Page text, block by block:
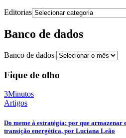
Editorias
Banco de dados
Banco de dados
Fique de olho
3Minutos
Artigos
Do meme à estratégia: por que
transição energética, por Luciana Leão